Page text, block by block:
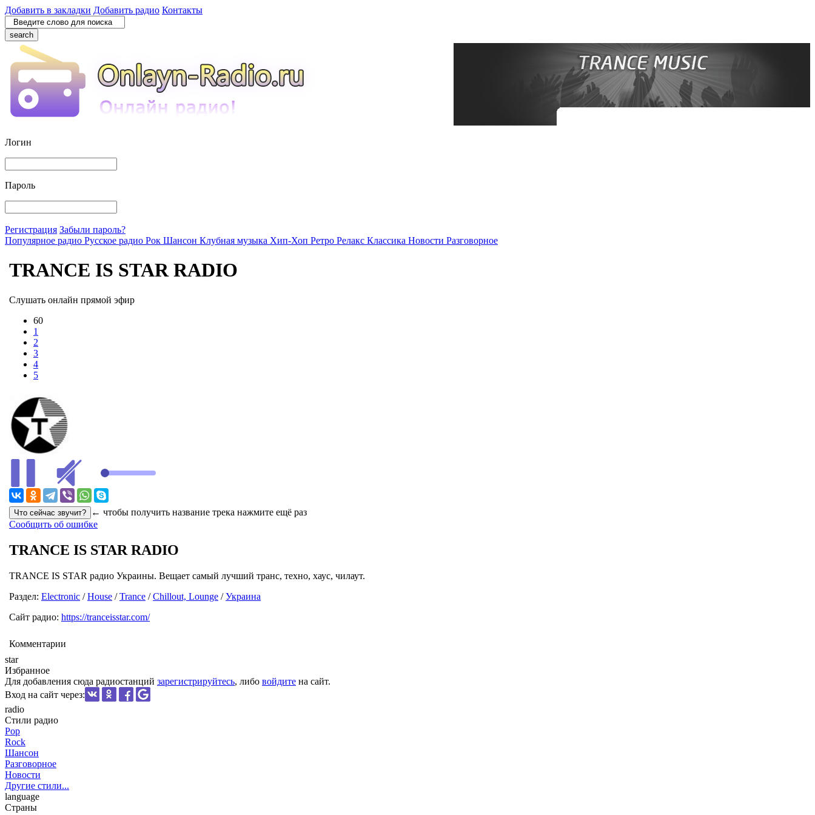
Добавить в закладки Добавить радио Контакты
search
Логин
Пароль
Регистрация Забыли пароль?
Популярное радио Русское радио Рок Шансон Клубная музыка Хип-Хоп Ретро Релакс Классика Новости Разговорное
TRANCE IS STAR RADIO
Слушать онлайн прямой эфир
60
1
2
3
4
5
← чтобы получить название трека нажмите ещё раз
Сообщить об ошибке
TRANCE IS STAR RADIO
TRANCE IS STAR радио Украины. Вещает самый лучший транс, техно, хаус, чилаут.
Раздел: Electronic /House /Trance /Chillout, Lounge /Украина
Сайт радио: https://tranceisstar.com/
Комментарии
star
Избранное
Для добавления сюда радиостанций зарегистрируйтесь, либо войдите на сайт.
Вход на сайт через:
radio
Стили радио
Pop
Rock
Шансон
Разговорное
Новости
Другие стили...
language
Страны